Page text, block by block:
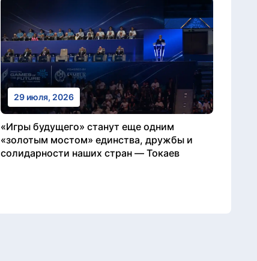
29 июля, 2026
«Игры будущего» станут еще одним
«золотым мостом» единства, дружбы и
солидарности наших стран — Токаев